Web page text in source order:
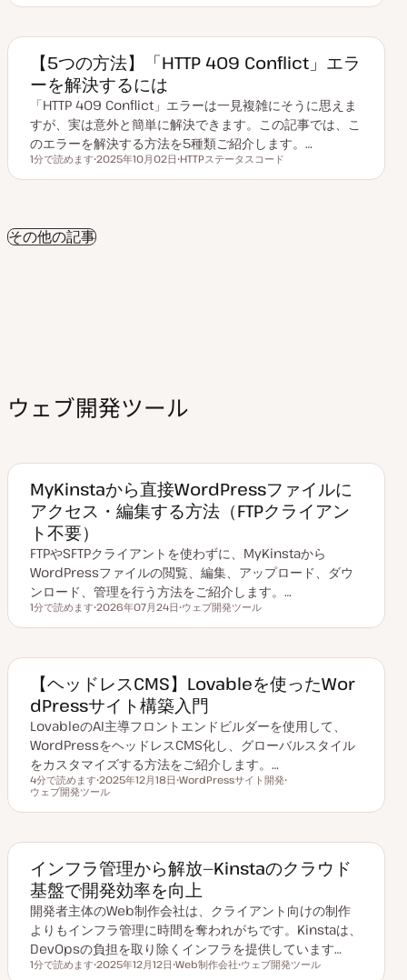
新
ピ
ク
【5つの方法】「HTTP 409 Conflict」エラ
ーを解決するには
「HTTP 409 Conflict」エラーは一見複雑にそうに思えま
すが、実は意外と簡単に解決できます。この記事では、こ
のエラーを解決する方法を5種類ご紹介します。…
読むのにかかる時間
1分で読めます
新
2025年10月02日
ピ
HTTPステータスコード
その他の記事
ウェブ開発ツール
MyKinstaから直接WordPressファイルに
アクセス・編集する方法（FTPクライアン
ト不要）
FTPやSFTPクライアントを使わずに、MyKinstaから
WordPressファイルの閲覧、編集、アップロード、ダウ
ンロード、管理を行う方法をご紹介します。…
読むのにかかる時間
1分で読めます
新
2026年07月24日
ピ
ク
ウェブ開発ツール
【ヘッドレスCMS】Lovableを使ったWor
dPressサイト構築入門
LovableのAI主導フロントエンドビルダーを使用して、
WordPressをヘッドレスCMS化し、グローバルスタイル
をカスタマイズする方法をご紹介します。…
読むのにかかる時間
4分で読めます
更
日
2025年12月18日
ッ
WordPressサイト開発
ッ
ウェブ開発ツール
インフラ管理から解放—Kinstaのクラウド
基盤で開発効率を向上
開発者主体のWeb制作会社は、クライアント向けの制作
よりもインフラ管理に時間を奪われがちです。Kinstaは、
DevOpsの負担を取り除くインフラを提供しています…
読むのにかかる時間
1分で読めます 2025年12月12日 Web制作会社 ウェブ開発ツール